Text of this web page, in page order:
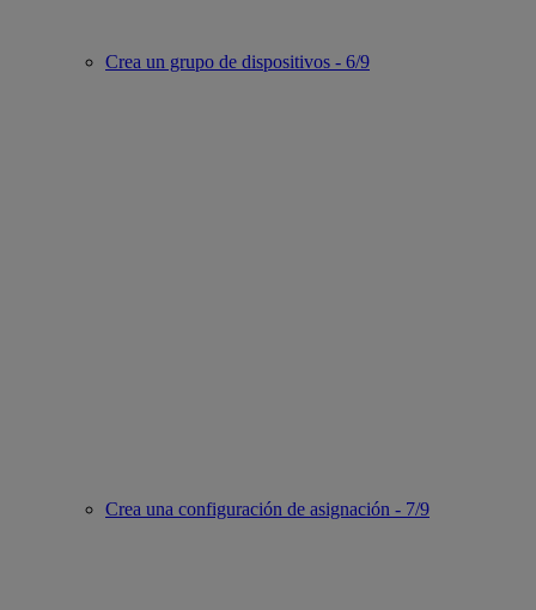
Crea un grupo de dispositivos - 6/9
Crea una configuración de asignación - 7/9